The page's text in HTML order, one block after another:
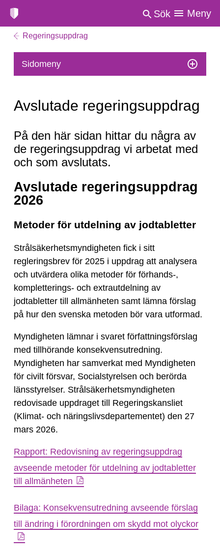
Sök Meny
Regeringsuppdrag
Sidomeny
Avslutade regeringsuppdrag
Avslutade
regeringsuppdrag
På den här sidan hittar du några av
de regeringsuppdrag vi arbetat med
och som avslutats.
Avslutade regeringsuppdrag
2026
Metoder för utdelning av jodtabletter
Strålsäkerhetsmyndigheten fick i sitt
regleringsbrev för 2025 i uppdrag att analysera
och utvärdera olika metoder för förhands-,
kompletterings- och extrautdelning av
jodtabletter till allmänheten samt lämna förslag
på hur den svenska metoden bör vara utformad.
Myndigheten lämnar i svaret författningsförslag
med tillhörande konsekvensutredning.
Myndigheten har samverkat med Myndigheten
för civilt försvar, Socialstyrelsen och berörda
länsstyrelser. Strålsäkerhetsmyndigheten
redovisade uppdraget till Regeringskansliet
(Klimat- och näringslivsdepartementet) den 27
mars 2026.
Rapport: Redovisning av regeringsuppdrag
avseende metoder för utdelning av jodtabletter
till allmänheten
Bilaga: Konsekvensutredning avseende förslag
till ändring i förordningen om skydd mot olyckor